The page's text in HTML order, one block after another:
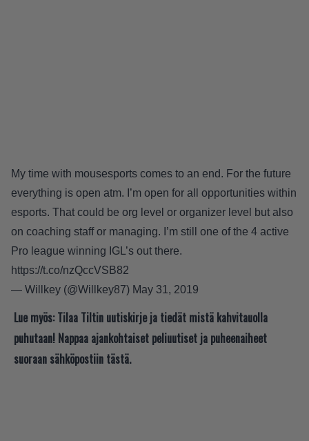
My time with mousesports comes to an end. For the future
everything is open atm. I’m open for all opportunities within
esports. That could be org level or organizer level but also
on coaching staff or managing. I’m still one of the 4 active
Pro league winning IGL’s out there.
https://t.co/nzQccVSB82
— Willkey (@Willkey87) May 31, 2019
Lue myös: Tilaa Tiltin uutiskirje ja tiedät mistä kahvitauolla
puhutaan! Nappaa ajankohtaiset peliuutiset ja puheenaiheet
suoraan sähköpostiin tästä.